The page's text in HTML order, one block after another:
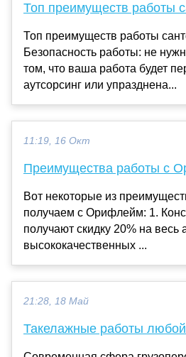
Топ преимуществ работы
Топ преимуществ работы
Безопасность работы: не
том, что ваша работа будет
аутсорсинг или упразднена...
11:19, 16 Окт
Преимущества работы с
Вот некоторые из
получаем с Орифлейм: 1. Консультанты Орифлейм
получают скидку 20% на весь
высококачественных ...
21:28, 18 Май
Такелажные работы